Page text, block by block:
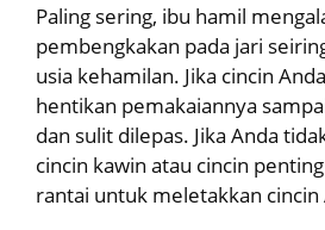
Paling sering, ibu hamil
pembengkakan pada jari
usia kehamilan. Jika cincin
hentikan pemakaiannya
dan sulit dilepas. Jika Anda
cincin kawin atau cincin
rantai untuk meletakkan cincin